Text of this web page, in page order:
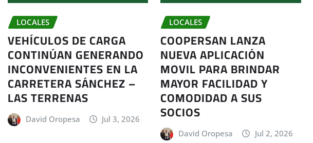
LOCALES
VEHÍCULOS DE CARGA
CONTINÚAN GENERANDO
INCONVENIENTES EN LA
CARRETERA SÁNCHEZ –
LAS TERRENAS
David Oropesa Jul 3, 2026
LOCALES
COOPERSAN LANZA
NUEVA APLICACIÓN
MOVIL PARA BRINDAR
MAYOR FACILIDAD Y
COMODIDAD A SUS
SOCIOS
David Oropesa Jul 2, 2026